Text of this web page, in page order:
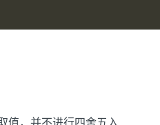
值，并不进行四舍五入